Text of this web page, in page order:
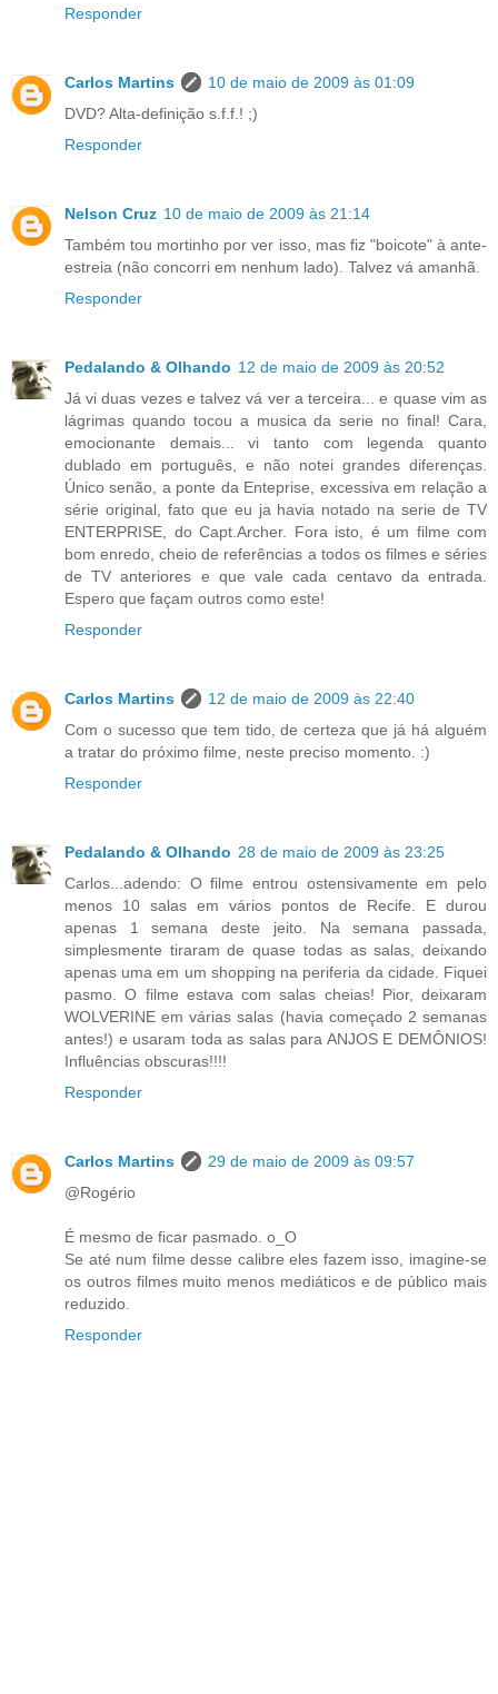
Responder
Carlos Martins
10 de maio de 2009 às 01:09
DVD? Alta-definição s.f.f.! ;)
Responder
Nelson Cruz 10 de maio de 2009 às 21:14
Também tou mortinho por ver isso, mas fiz "boicote" à ante-
estreia (não concorri em nenhum lado). Talvez vá amanhã.
Responder
Pedalando & Olhando 12 de maio de 2009 às 20:52
Já vi duas vezes e talvez vá ver a terceira... e quase vim as
lágrimas quando tocou a musica da serie no final! Cara,
emocionante demais... vi tanto com legenda quanto
dublado em português, e não notei grandes diferenças.
Único senão, a ponte da Enteprise, excessiva em relação a
série original, fato que eu ja havia notado na serie de TV
ENTERPRISE, do Capt.Archer. Fora isto, é um filme com
bom enredo, cheio de referências a todos os filmes e séries
de TV anteriores e que vale cada centavo da entrada.
Espero que façam outros como este!
Responder
Carlos Martins
12 de maio de 2009 às 22:40
Com o sucesso que tem tido, de certeza que já há alguém
a tratar do próximo filme, neste preciso momento. :)
Responder
Pedalando & Olhando 28 de maio de 2009 às 23:25
Carlos...adendo: O filme entrou ostensivamente em pelo
menos 10 salas em vários pontos de Recife. E durou
apenas 1 semana deste jeito. Na semana passada,
simplesmente tiraram de quase todas as salas, deixando
apenas uma em um shopping na periferia da cidade. Fiquei
pasmo. O filme estava com salas cheias! Pior, deixaram
WOLVERINE em várias salas (havia começado 2 semanas
antes!) e usaram toda as salas para ANJOS E DEMÔNIOS!
Influências obscuras!!!!
Responder
Carlos Martins
29 de maio de 2009 às 09:57
@Rogério
É mesmo de ficar pasmado. o_O
Se até num filme desse calibre eles fazem isso, imagine-se
os outros filmes muito menos mediáticos e de público mais
reduzido.
Responder